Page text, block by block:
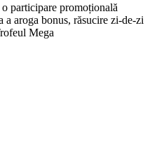
participare promoțională
aroga bonus, răsucire zi-de-zi
Mega